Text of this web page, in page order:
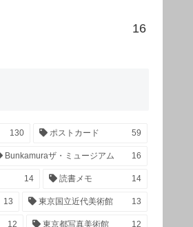
16
130 ポストカード 59
Bunkamuraザ・ミュージアム 16
14 読書メモ 14
13 東京国立近代美術館 13
12 東京都写真美術館 12